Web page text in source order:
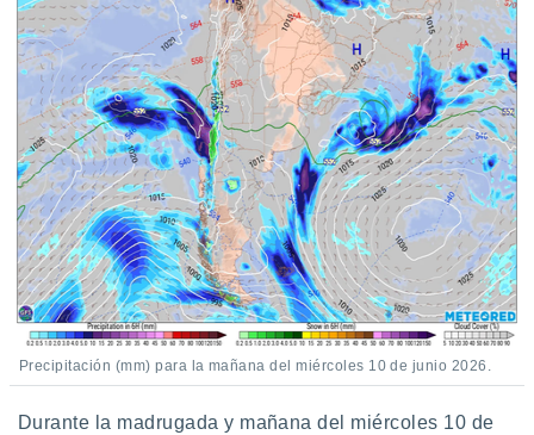
aunque
no
Puedes
acceder a
web a
abono
similares
Precipitación (mm) para la mañana del miércoles 10 de junio 2026.
Durante la madrugada y mañana del miércoles 10 de